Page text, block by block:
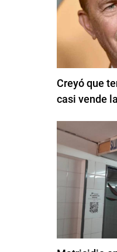
Creyó que
casi vende